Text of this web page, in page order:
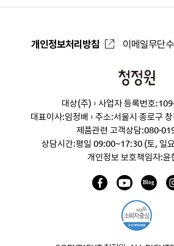
개인정보처리방침 이메일무단
청
원
대상(주)
사업자 등록번호
대표이사:임정배
주소:서울시 종로구
제품관련 고객상담:080-
상담시간:평일 09:00~17:30 (토, 일
개인정보 보호책임자:윤